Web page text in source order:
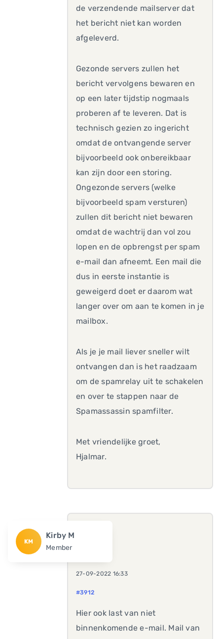
de verzendende mailserver dat
het bericht niet kan worden
afgeleverd.
Gezonde servers zullen het
bericht vervolgens bewaren en
op een later tijdstip nogmaals
proberen af te leveren. Dat is
technisch gezien zo ingericht
omdat de ontvangende server
bijvoorbeeld ook onbereikbaar
kan zijn door een storing.
Ongezonde servers (welke
bijvoorbeeld spam versturen)
zullen dit bericht niet bewaren
omdat de wachtrij dan vol zou
lopen en de opbrengst per spam
e-mail dan afneemt. Een mail die
dus in eerste instantie is
geweigerd doet er daarom wat
langer over om aan te komen in je
mailbox.
Als je je mail liever sneller wilt
ontvangen dan is het raadzaam
om de spamrelay uit te schakelen
en over te stappen naar de
Spamassassin spamfilter.
Met vriendelijke groet,
Hjalmar.
KM
Kirby M
Member
27-09-2022 16:33
#3912
Hier ook last van niet
binnenkomende e-mail. Mail van